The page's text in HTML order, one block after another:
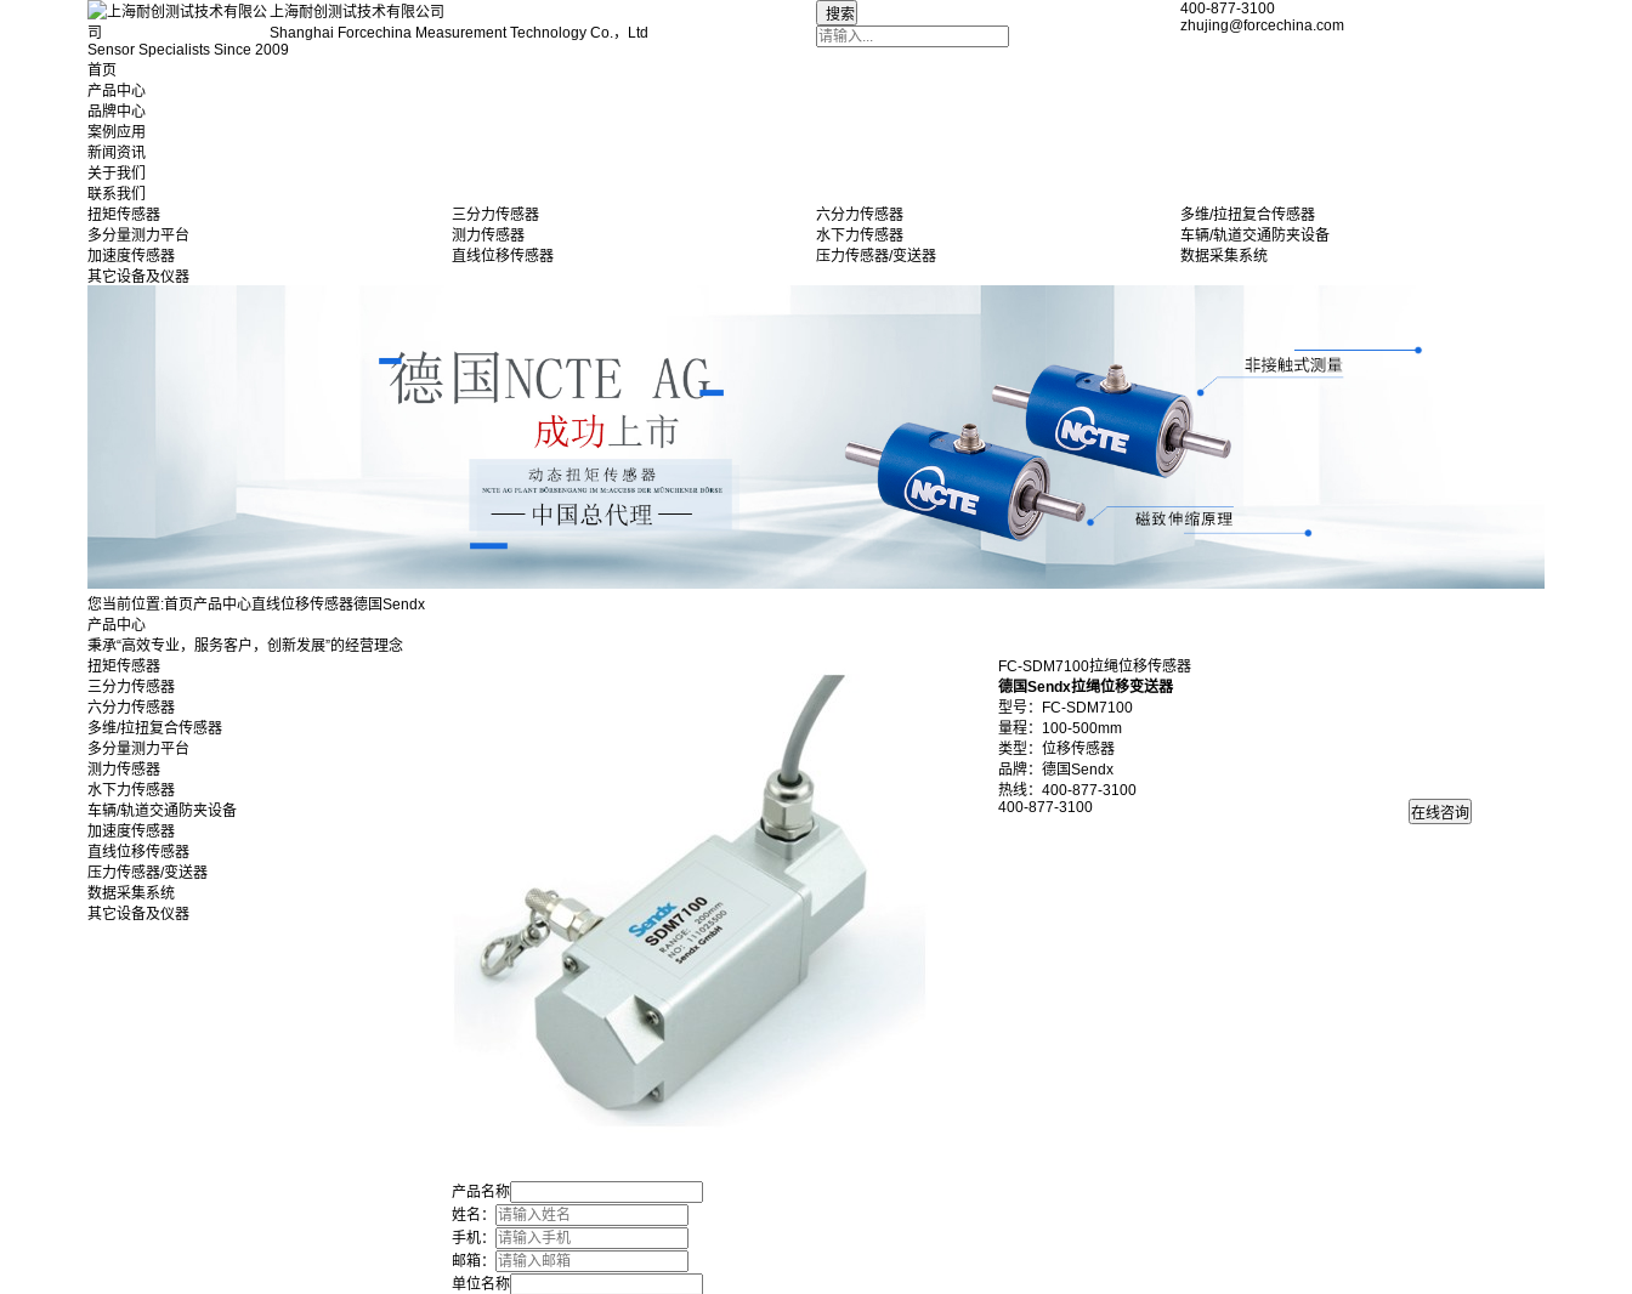
上海耐创测试技术有限公司
Shanghai Forcechina Measurement Technology Co.，Ltd
Sensor Specialists Since 2009
400-877-3100
zhujing@forcechina.com
首页
产品中心
品牌中心
案例应用
新闻资讯
关于我们
联系我们
扭矩传感器
三分力传感器 六分力传感器
多维/拉扭复合传感器
多分量测力平台
测力传感器 水下力传感器
车辆/轨道交通防夹设备
加速度传感器
直线位移传感器 压力传感器/变送器
数据采集系统
其它设备及仪器
您当前位置:首页产品中心直线位移传感器德国Sendx
产品中心
秉承“高效专业，服务客户，创新发展”的经营理念
扭矩传感器
三分力传感器
六分力传感器
多维/拉扭复合传感器
多分量测力平台
测力传感器
水下力传感器
车辆/轨道交通防夹设备
加速度传感器
直线位移传感器
压力传感器/变送器
数据采集系统
其它设备及仪器
FC-SDM7100拉绳位移传感器
德国Sendx拉绳位移变送器
型号：FC-SDM7100
量程：100-500mm
类型：位移传感器
品牌：德国Sendx
热线：400-877-3100
400-877-3100
产品名称
姓名：
手机：
邮箱：
单位名称